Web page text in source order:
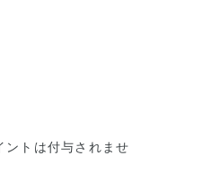
トは付与されませ